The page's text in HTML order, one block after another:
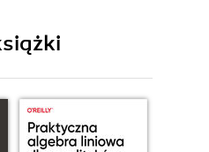
szczegółów, chcę